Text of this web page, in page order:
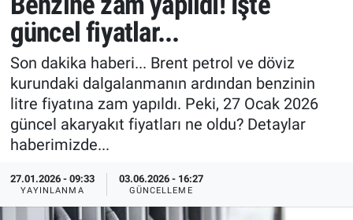
güncel fiyatlar...
Son dakika haberi... Brent petrol ve döviz
kurundaki dalgalanmanın ardından benzinin
litre fiyatına zam yapıldı. Peki, 27 Ocak 2026
güncel akaryakıt fiyatları ne oldu? Detaylar
haberimizde...
27.01.2026 - 09:33
YAYINLANMA
03.06.2026 - 16:27
GÜNCELLEME
Ekonomi
Trend
Özel Haberler
Spor
Ekonomi
Dünya
Tüm Manşetler
Son Dakika Haberleri
Haber Arşivi